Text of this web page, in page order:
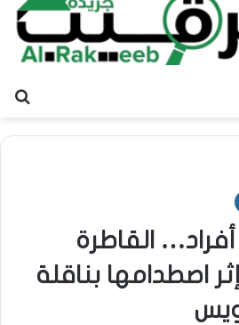
على متنها 7 أفراد… القاطرة
اصطدامها بناقلة